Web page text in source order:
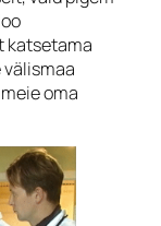
katsetama
oma